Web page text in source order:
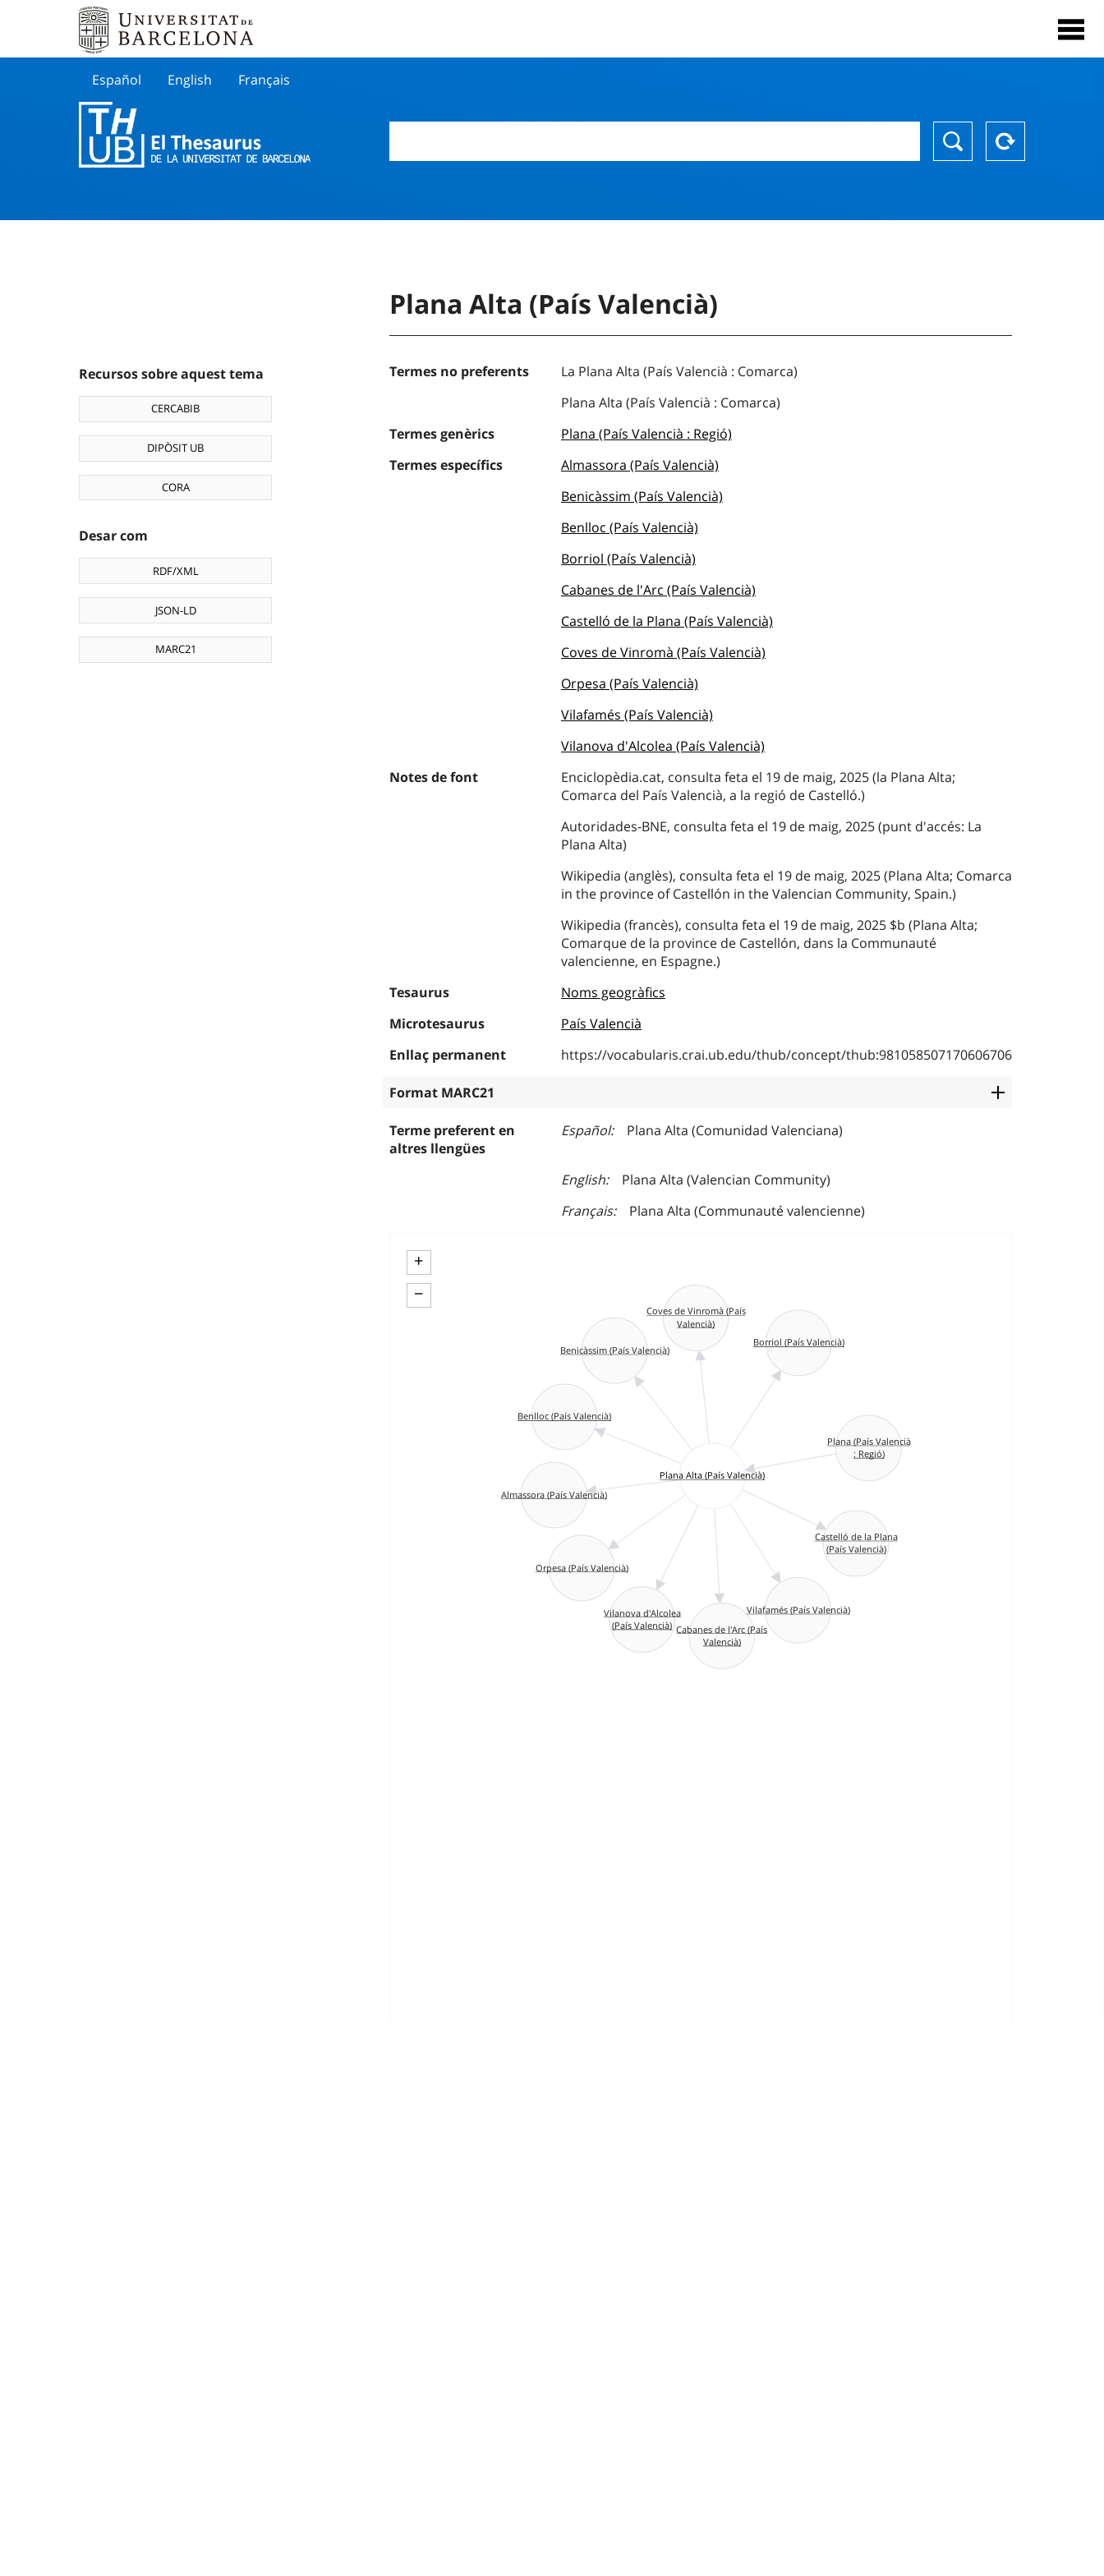
Español English Français
Recursos sobre aquest tema
CERCABIB
DIPÒSIT UB
CORA
Desar com
RDF/XML
JSON-LD
MARC21
Plana Alta (País Valencià)
Termes no preferents
La Plana Alta (País Valencià : Comarca)
Plana Alta (País Valencià : Comarca)
Termes genèrics
Plana (País Valencià : Regió)
Termes específics
Almassora (País Valencià)
Benicàssim (País Valencià)
Benlloc (País Valencià)
Borriol (País Valencià)
Cabanes de l'Arc (País Valencià)
Castelló de la Plana (País Valencià)
Coves de Vinromà (País Valencià)
Orpesa (País Valencià)
Vilafamés (País Valencià)
Vilanova d'Alcolea (País Valencià)
Notes de font
Enciclopèdia.cat, consulta feta el 19 de maig, 2025 (la Plana Alta;
Comarca del País Valencià, a la regió de Castelló.)
Autoridades-BNE, consulta feta el 19 de maig, 2025 (punt d'accés: La
Plana Alta)
Wikipedia (anglès), consulta feta el 19 de maig, 2025 (Plana Alta; Comarca
in the province of Castellón in the Valencian Community, Spain.)
Wikipedia (francès), consulta feta el 19 de maig, 2025 $b (Plana Alta;
Comarque de la province de Castellón, dans la Communauté
valencienne, en Espagne.)
Tesaurus
Noms geogràfics
Microtesaurus
País Valencià
Enllaç permanent
https://vocabularis.crai.ub.edu/thub/concept/thub:981058507170606706
Format MARC21
Terme preferent en
altres llengües
Español Plana Alta (Comunidad Valenciana)
English
Plana Alta (Valencian Community)
Français
Plana Alta (Communauté valencienne)
+
−
Orpesa (País Valencià)
Vilanova d'Alcolea
(País Valencià)
Benicàssim (País Valencià)
Plana (País Valencià
: Regió)
Benlloc (País Valencià)
Plana Alta (País Valencià)
Cabanes de l'Arc (País
Valencià)
Borriol (País Valencià)
Castelló de la Plana
(País Valencià)
Almassora (País Valencià)
Coves de Vinromà (País
Valencià)
Vilafamés (País Valencià)